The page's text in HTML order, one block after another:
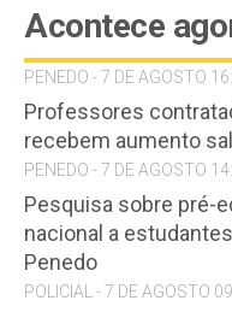
Acontece
PENEDO - 7 DE AGOSTO
Professores
recebem aumento
PENEDO - 7 DE AGOSTO
Pesquisa sobre pré-
nacional a
Penedo
POLICIAL - 7 DE AGOSTO